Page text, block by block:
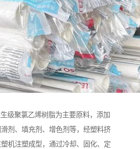
级聚氯乙烯树脂为主要原料，添加
剂、填充剂、增色剂等，经塑料挤
机注塑成型，通过冷却、固化、定